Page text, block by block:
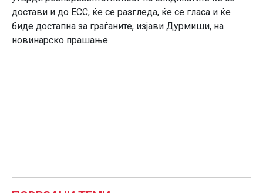
достави и до ЕСС, ќе се разгледа, ќе се гласа и ќе
биде достапна за граѓаните, изјави Дурмиши, на
новинарско прашање.